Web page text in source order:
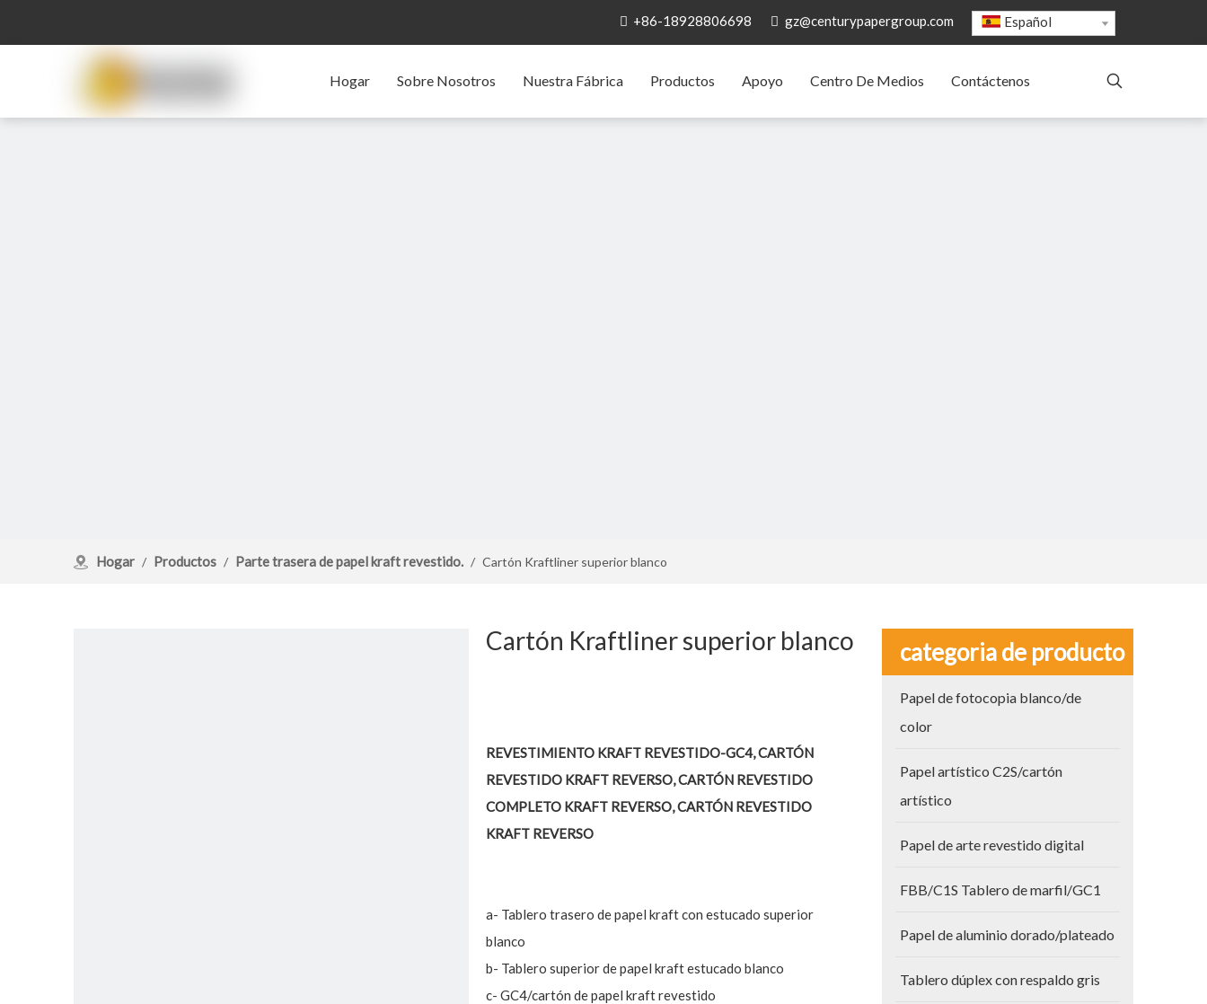
 +86-18928806698  gz@centurypapergroup.com Español
Hogar Sobre Nosotros Nuestra Fábrica Productos Apoyo Centro De Medios Contáctenos
Hogar / Productos / Parte trasera de papel kraft revestido. / Cartón Kraftliner superior blanco
Cartón Kraftliner superior blanco
REVESTIMIENTO KRAFT REVESTIDO-GC4, CARTÓN
REVESTIDO KRAFT REVERSO, CARTÓN REVESTIDO
COMPLETO KRAFT REVERSO, CARTÓN REVESTIDO
KRAFT REVERSO
a- Tablero trasero de papel kraft con estucado superior
blanco
b- Tablero superior de papel kraft estucado blanco
c- GC4/cartón de papel kraft revestido
categoria de producto
Papel de fotocopia blanco/de
color
Papel artístico C2S/cartón
artístico
Papel de arte revestido digital
FBB/C1S Tablero de marfil/GC1
Papel de aluminio dorado/plateado
Tablero dúplex con respaldo gris